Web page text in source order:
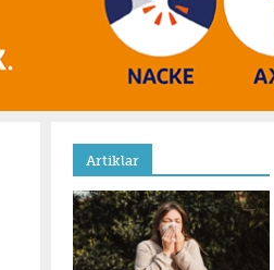
Artiklar